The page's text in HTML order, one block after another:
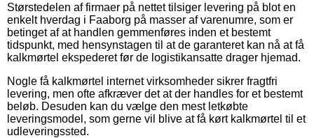
Størstedelen af firmaer på nettet tilsiger levering på blot en
enkelt hverdag i Faaborg på masser af varenumre, som er
betinget af at handlen gemmenføres inden et bestemt
tidspunkt, med hensynstagen til at de garanteret kan nå at få
kalkmørtel ekspederet før de logistikansatte drager hjemad.
Nogle få kalkmørtel internet virksomheder sikrer fragtfri
levering, men ofte afkræver det at der handles for et bestemt
beløb. Desuden kan du vælge den mest letkøbte
leveringsmodel, som gerne vil blive at få kørt kalkmørtel til et
udleveringssted.